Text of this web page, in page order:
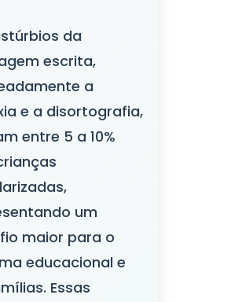
da
escrita,
a
e a disortografia,
entre 5 a 10%
um
maior para o
educacional e
Essas